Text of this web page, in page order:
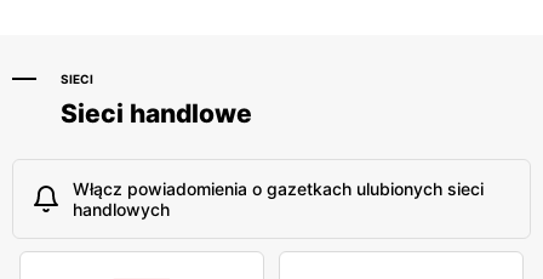
SIECI
Sieci handlowe
Włącz powiadomienia o gazetkach ulubionych sieci
handlowych